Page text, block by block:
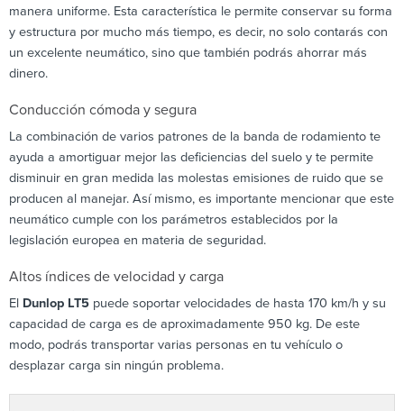
manera uniforme. Esta característica le permite conservar su forma
y estructura por mucho más tiempo, es decir, no solo contarás con
un excelente neumático, sino que también podrás ahorrar más
dinero.
Conducción cómoda y segura
La combinación de varios patrones de la banda de rodamiento te
ayuda a amortiguar mejor las deficiencias del suelo y te permite
disminuir en gran medida las molestas emisiones de ruido que se
producen al manejar. Así mismo, es importante mencionar que este
neumático cumple con los parámetros establecidos por la
legislación europea en materia de seguridad.
Altos índices de velocidad y carga
El Dunlop LT5 puede soportar velocidades de hasta 170 km/h y su
capacidad de carga es de aproximadamente 950 kg. De este
modo, podrás transportar varias personas en tu vehículo o
desplazar carga sin ningún problema.